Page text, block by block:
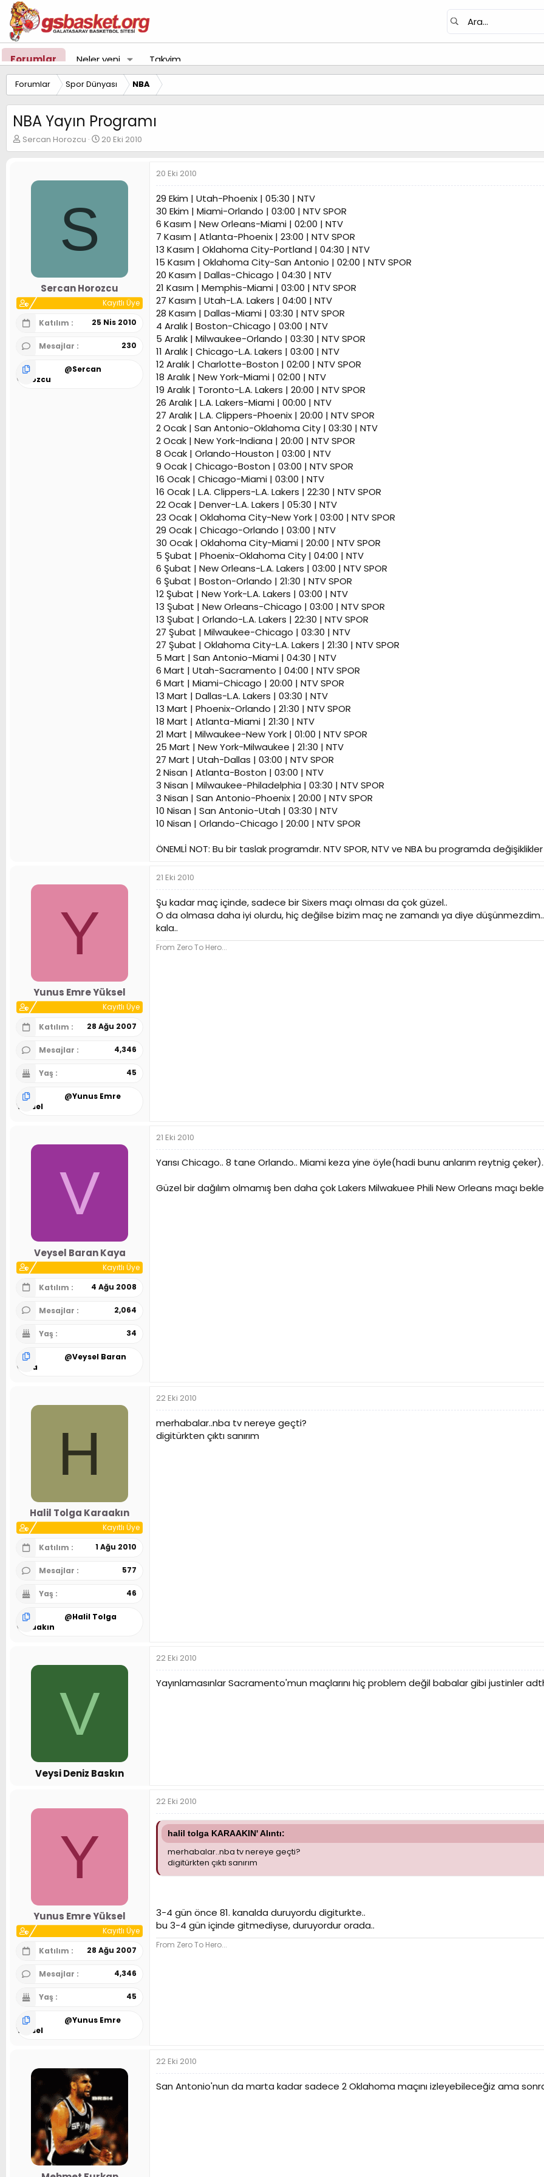
Forumlar Neler yeni Takvim
Forumlar Spor Dünyası NBA
NBA Yayın Programı
K
o
Sercan Horozcu
B
a
a
h
i
20 Eki 2010
S
Sercan Horozcu
Kayıtlı Üye
Katılım
25 Nis 2010
Mesajlar 230
@Sercan
Horozcu
20 Eki 2010
29 Ekim | Utah-Phoenix | 05:30 | NTV
30 Ekim | Miami-Orlando | 03:00 | NTV SPOR
6 Kasım | New Orleans-Miami | 02:00 | NTV
7 Kasım | Atlanta-Phoenix | 23:00 | NTV SPOR
13 Kasım | Oklahoma City-Portland | 04:30 | NTV
15 Kasım | Oklahoma City-San Antonio | 02:00 | NTV SPOR
20 Kasım | Dallas-Chicago | 04:30 | NTV
21 Kasım | Memphis-Miami | 03:00 | NTV SPOR
27 Kasım | Utah-L.A. Lakers | 04:00 | NTV
28 Kasım | Dallas-Miami | 03:30 | NTV SPOR
4 Aralık | Boston-Chicago | 03:00 | NTV
5 Aralık | Milwaukee-Orlando | 03:30 | NTV SPOR
11 Aralık | Chicago-L.A. Lakers | 03:00 | NTV
12 Aralık | Charlotte-Boston | 02:00 | NTV SPOR
18 Aralık | New York-Miami | 02:00 | NTV
19 Aralık | Toronto-L.A. Lakers | 20:00 | NTV SPOR
26 Aralık | L.A. Lakers-Miami | 00:00 | NTV
27 Aralık | L.A. Clippers-Phoenix | 20:00 | NTV SPOR
2 Ocak | San Antonio-Oklahoma City | 03:30 | NTV
2 Ocak | New York-Indiana | 20:00 | NTV SPOR
8 Ocak | Orlando-Houston | 03:00 | NTV
9 Ocak | Chicago-Boston | 03:00 | NTV SPOR
16 Ocak | Chicago-Miami | 03:00 | NTV
16 Ocak | L.A. Clippers-L.A. Lakers | 22:30 | NTV SPOR
22 Ocak | Denver-L.A. Lakers | 05:30 | NTV
23 Ocak | Oklahoma City-New York | 03:00 | NTV SPOR
29 Ocak | Chicago-Orlando | 03:00 | NTV
30 Ocak | Oklahoma City-Miami | 20:00 | NTV SPOR
5 Şubat | Phoenix-Oklahoma City | 04:00 | NTV
6 Şubat | New Orleans-L.A. Lakers | 03:00 | NTV SPOR
6 Şubat | Boston-Orlando | 21:30 | NTV SPOR
12 Şubat | New York-L.A. Lakers | 03:00 | NTV
13 Şubat | New Orleans-Chicago | 03:00 | NTV SPOR
13 Şubat | Orlando-L.A. Lakers | 22:30 | NTV SPOR
27 Şubat | Milwaukee-Chicago | 03:30 | NTV
27 Şubat | Oklahoma City-L.A. Lakers | 21:30 | NTV SPOR
5 Mart | San Antonio-Miami | 04:30 | NTV
6 Mart | Utah-Sacramento | 04:00 | NTV SPOR
6 Mart | Miami-Chicago | 20:00 | NTV SPOR
13 Mart | Dallas-L.A. Lakers | 03:30 | NTV
13 Mart | Phoenix-Orlando | 21:30 | NTV SPOR
18 Mart | Atlanta-Miami | 21:30 | NTV
21 Mart | Milwaukee-New York | 01:00 | NTV SPOR
25 Mart | New York-Milwaukee | 21:30 | NTV
27 Mart | Utah-Dallas | 03:00 | NTV SPOR
2 Nisan | Atlanta-Boston | 03:00 | NTV
3 Nisan | Milwaukee-Philadelphia | 03:30 | NTV SPOR
3 Nisan | San Antonio-Phoenix | 20:00 | NTV SPOR
10 Nisan | San Antonio-Utah | 03:30 | NTV
10 Nisan | Orlando-Chicago | 20:00 | NTV SPOR
ÖNEMLİ NOT: Bu bir taslak programdır. NTV SPOR, NTV ve NBA bu programda
Y
Yunus Emre Yüksel
Kayıtlı Üye
Katılım
28 Ağu 2007
Mesajlar 4,346
Yaş 45
@Yunus Emre
Yüksel
21 Eki 2010
Şu kadar maç içinde, sadece bir Sixers maçı olması da çok güzel..
O da olmasa daha iyi olurdu, hiç değilse bizim maç ne zamandı ya diye
kala..
From Zero To Hero...
V
Veysel Baran Kaya
Kayıtlı Üye
Katılım
4 Ağu 2008
Mesajlar 2,064
Yaş 34
@Veysel Baran
Kaya
21 Eki 2010
Yarısı Chicago.. 8 tane Orlando.. Miami keza yine öyle(hadi bunu anlarım reytnig
Güzel bir dağılım olmamış ben daha çok Lakers Milwakuee Phili New Orleans maçı
H
Halil Tolga Karaakın
Kayıtlı Üye
Katılım
1 Ağu 2010
Mesajlar 577
Yaş 46
@Halil Tolga
Karaakın
22 Eki 2010
merhabalar..nba tv nereye geçti?
digitürkten çıktı sanırım
V
Veysi Deniz Baskın
22 Eki 2010
Yayınlamasınlar Sacramento'mun maçlarını hiç problem değil babalar gibi justinler
Y
Yunus Emre Yüksel
Kayıtlı Üye
Katılım
28 Ağu 2007
Mesajlar 4,346
Yaş 45
@Yunus Emre
Yüksel
22 Eki 2010
halil tolga KARAAKIN' Alıntı:
merhabalar..nba tv nereye geçti?
digitürkten çıktı sanırım
3-4 gün önce 81. kanalda duruyordu digiturkte..
bu 3-4 gün içinde gitmediyse, duruyordur orada..
From Zero To Hero...
22 Eki 2010
San Antonio'nun da marta kadar sadece 2 Oklahoma maçını izleyebileceğiz ama